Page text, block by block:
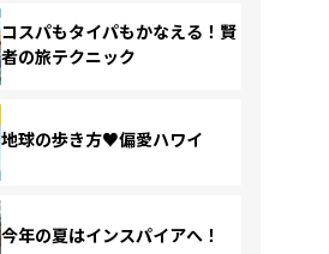
コスパもタイパもかなえる！賢
者の旅テクニック
地球の歩き方♥偏愛ハワイ
今年の夏はインスパイアへ！